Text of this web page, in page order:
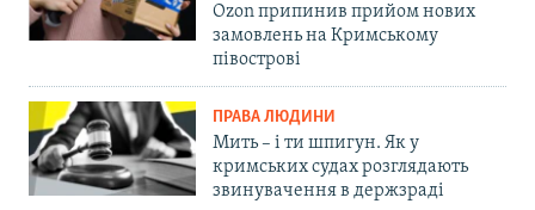
Ozon припинив прийом нових
замовлень на Кримському
півострові
ПРАВА ЛЮДИНИ
Мить – і ти шпигун. Як у
кримських судах розглядають
звинувачення в держзраді